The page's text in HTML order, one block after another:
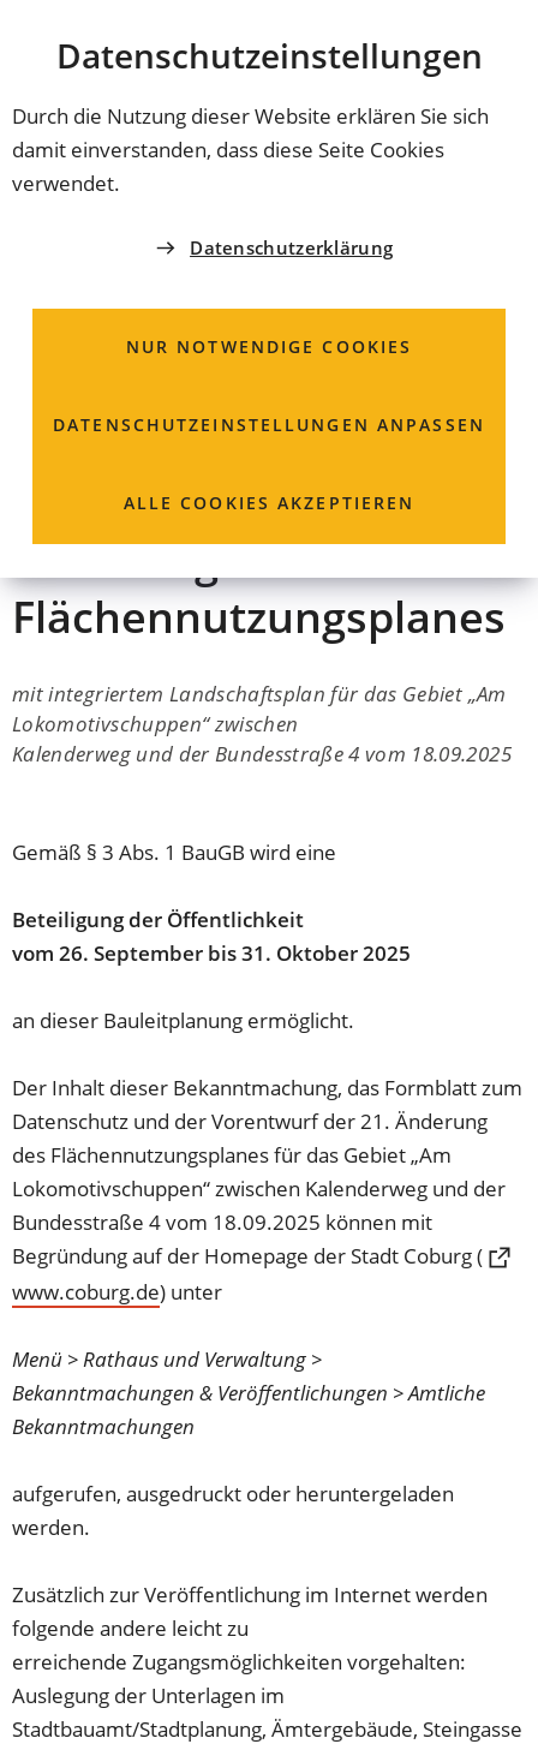
Datenschutz­einstellungen
Durch die Nutzung dieser Website erklären Sie sich
damit einverstanden, dass diese Seite Cookies
verwendet.
Datenschutzerklärung
NUR NOTWENDIGE COOKIES
DATENSCHUTZ­EINSTELLUNGEN ANPASSEN
ALLE COOKIES AKZEPTIEREN
INHALT ANSPRINGEN
Coburg
AMTLICHE BEKANNTMACHUNG
Öffentlichkeit nach § 3
Abs. 1 des
(BauGB) für den
Vorentwurf der 21.
Änderung des
Flächennutzungsplanes
mit integriertem Landschaftsplan für das Gebiet „Am
Lokomotivschuppen“ zwischen
Kalenderweg und der Bundesstraße 4 vom 18.09.2025
Gemäß § 3 Abs. 1 BauGB wird eine
Beteiligung der Öffentlichkeit
vom 26. September bis 31. Oktober 2025
an dieser Bauleitplanung ermöglicht.
Der Inhalt dieser Bekanntmachung, das Formblatt zum
Datenschutz und der Vorentwurf der 21. Änderung
des Flächennutzungsplanes für das Gebiet „Am
Lokomotivschuppen“ zwischen Kalenderweg und der
Bundesstraße 4 vom 18.09.2025 können mit
Begründung auf der Homepage der Stadt Coburg (
www.coburg.de
(Öffnet
einem
neuen
Tab)
) unter
Menü > Rathaus und Verwaltung >
Bekanntmachungen & Veröffentlichungen > Amtliche
Bekanntmachungen
aufgerufen, ausgedruckt oder heruntergeladen
werden.
Zusätzlich zur Veröffentlichung im Internet werden
folgende andere leicht zu
erreichende Zugangsmöglichkeiten vorgehalten:
Auslegung der Unterlagen im
Stadtbauamt/Stadtplanung, Ämtergebäude, Steingasse